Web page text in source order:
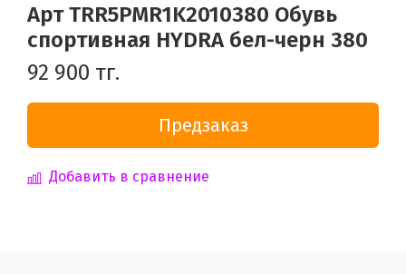
Арт TRR5PMR1K2010380 Обувь
спортивная HYDRA бел-черн 380
92 900 тг.
Предзаказ
Добавить в сравнение